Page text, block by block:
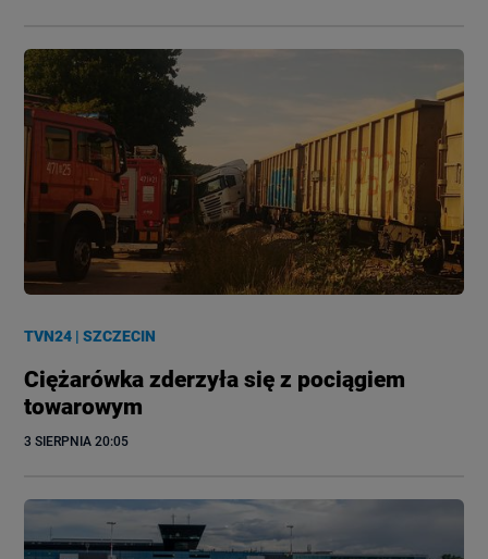
TVN24 |SZCZECIN
Ciężarówka zderzyła się z pociągiem
towarowym
3 SIERPNIA 20:05